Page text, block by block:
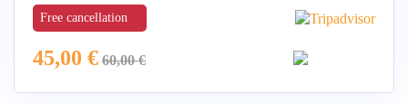
Free cancellation
45,00 € 60,00€